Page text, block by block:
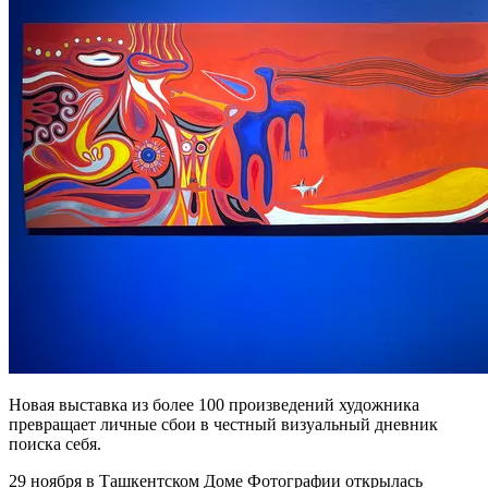
Новая выставка из более 100 произведений художника
превращает личные сбои в честный визуальный дневник
поиска себя.
29 ноября в Ташкентском Доме Фотографии открылась